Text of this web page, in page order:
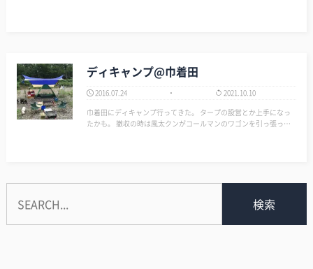
ディキャンプ@巾着田
2016.07.24
2021.10.10
巾着田にディキャンプ行ってきた。 タープの設営とか上手になっ
たかも。 撤収の時は風太クンがコールマンのワゴンを引っ張って
検索